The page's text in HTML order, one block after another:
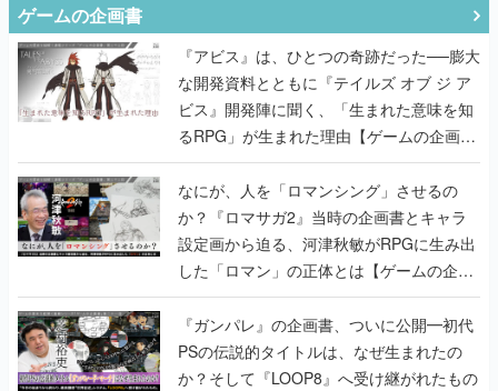
ゲームの企画書
『アビス』は、ひとつの奇跡だった──膨大
な開発資料とともに『テイルズ オブ ジ ア
ビス』開発陣に聞く、「生まれた意味を知
るRPG」が生まれた理由【ゲームの企画
書】
なにが、人を「ロマンシング」させるの
か？『ロマサガ2』当時の企画書とキャラ
設定画から迫る、河津秋敏がRPGに生み出
した「ロマン」の正体とは【ゲームの企画
書】
『ガンパレ』の企画書、ついに公開━初代
PSの伝説的タイトルは、なぜ生まれたの
か？そして『LOOP8』へ受け継がれたもの